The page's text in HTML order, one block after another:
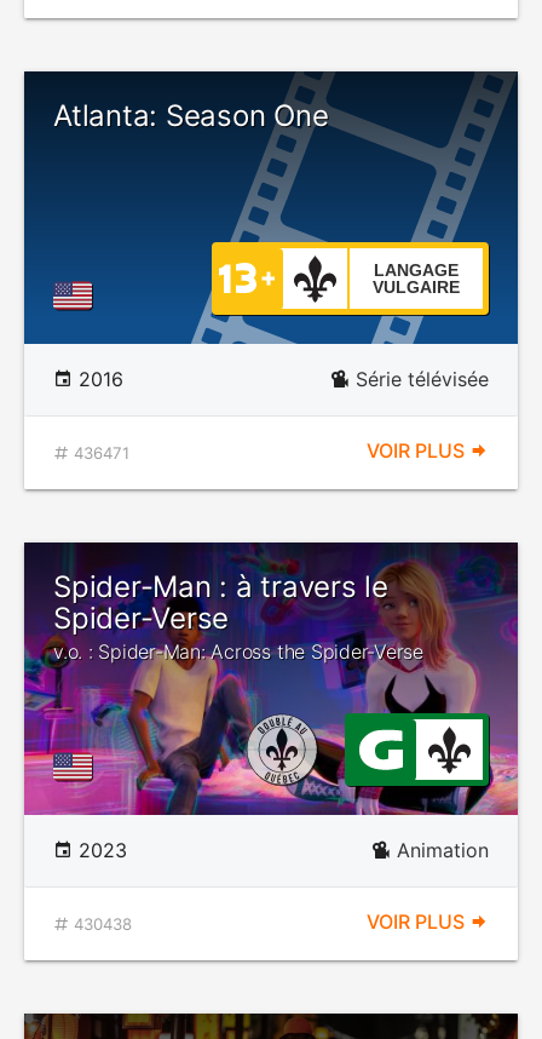
Atlanta: Season One
LANGAGE
VULGAIRE
2016 Série télévisée
436471 VOIR PLUS
Spider-Man : à travers le
Spider-Verse
v.o. : Spider-Man: Across the Spider-Verse
2023 Animation
430438 VOIR PLUS